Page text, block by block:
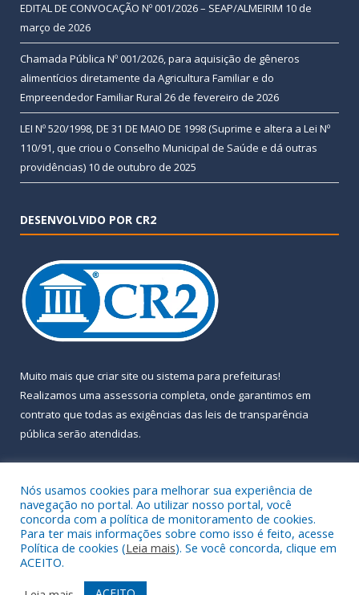
EDITAL DE CONVOCAÇÃO Nº 001/2026 – SEAP/ALMEIRIM 10 de
março de 2026
Chamada Pública Nº 001/2026, para aquisição de gêneros
alimentícios diretamente da Agricultura Familiar e do
Empreendedor Familiar Rural 26 de fevereiro de 2026
LEI Nº 520/1998, DE 31 DE MAIO DE 1998 (Suprime e altera a Lei Nº
110/91, que criou o Conselho Municipal de Saúde e dá outras
providências) 10 de outubro de 2025
DESENVOLVIDO POR CR2
Muito mais que criar site ou sistema para prefeituras!
Realizamos uma assessoria completa, onde garantimos em
contrato que todas as exigências das leis de transparência
pública serão atendidas.
Todos os direitos reservados a Prefeitura Municipal de Almeirim.
Mapa do Site Acessar Área Administrativa
Nós usamos cookies para melhorar sua experiência de
navegação no portal. Ao utilizar nosso portal, você
concorda com a política de monitoramento de cookies.
Para ter mais informações sobre como isso é feito, acesse
Política de cookies (Leia mais). Se você concorda, clique em
ACEITO.